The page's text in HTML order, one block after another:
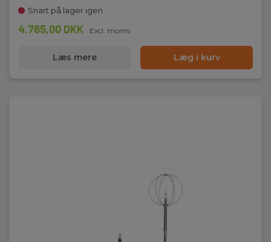
Snart på lager igen
4.765,00 DKK Excl. moms
Læs mere Læg i kurv